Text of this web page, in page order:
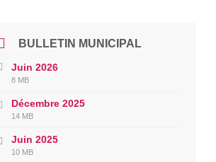
BULLETIN MUNICIPAL
Juin 2026
File
pdf
File
8 MB
Décembre 2025
File
pdf
File
14 MB
Juin 2025
File
File
10 MB